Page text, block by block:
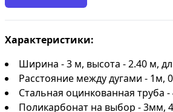
Характеристики:
Ширина - 3 м, высота - 2.40 м,
Расстояние между дугами - 1м,
Стальная оцинкованная труба
Поликарбонат на выбор - 3мм,